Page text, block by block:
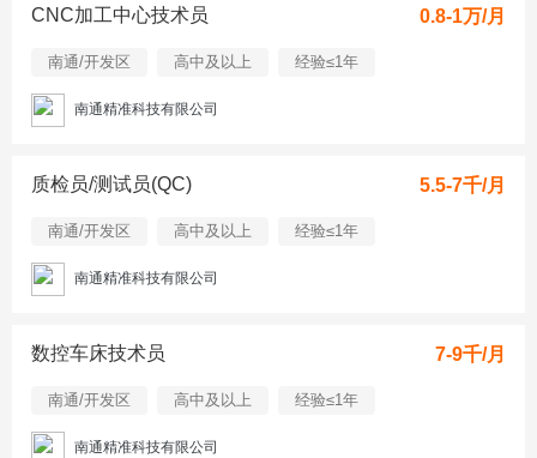
CNC加工中心技术员 0.8-1万/月
南通/开发区 高中及以上 经验≤1年
南通精准科技有限公司
质检员/测试员(QC) 5.5-7千/月
南通/开发区 高中及以上 经验≤1年
南通精准科技有限公司
数控车床技术员 7-9千/月
南通/开发区 高中及以上 经验≤1年
南通精准科技有限公司